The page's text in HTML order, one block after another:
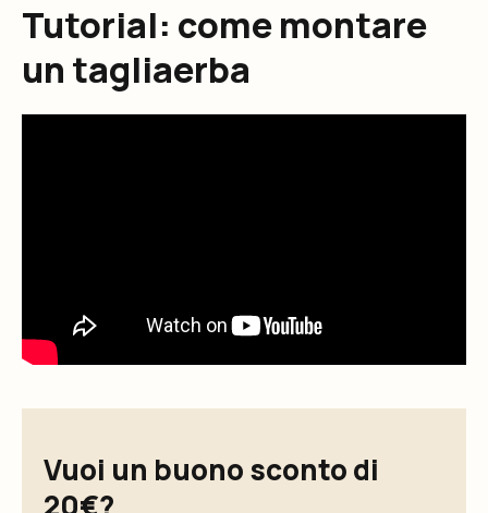
Tutorial: come montare
un tagliaerba
Vuoi un buono sconto di
20€?